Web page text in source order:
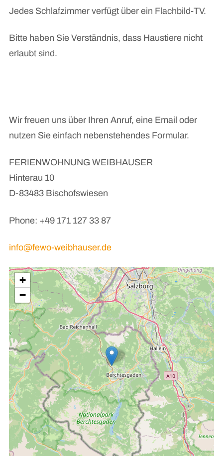
Jedes Schlafzimmer verfügt über ein Flachbild-TV.
Bitte haben Sie Verständnis, dass Haustiere nicht
erlaubt sind.
Wir freuen uns über Ihren Anruf, eine Email oder
nutzen Sie einfach nebenstehendes Formular.
FERIENWOHNUNG WEIBHAUSER
Hinterau 10
D-83483 Bischofswiesen
Phone: +49 171 127 33 87
info@fewo-weibhauser.de
+
−